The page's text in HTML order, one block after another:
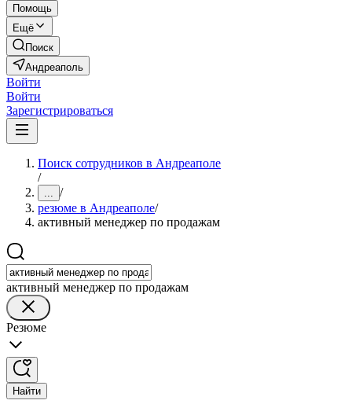
Помощь
Ещё
Поиск
Андреаполь
Войти
Войти
Зарегистрироваться
Поиск сотрудников в Андреаполе
/
... /
резюме в Андреаполе/
активный менеджер по продажам
активный менеджер по продажам
Резюме
Найти